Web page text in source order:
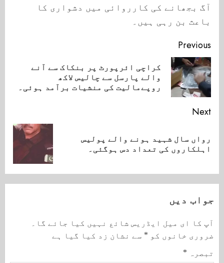
آگ بجھانے کی کارروائی میں دشواری کا
باعث بن رہی ہیں۔
Continue
Reading
Previous
کراچی ائرپورٹ پر بنکاک سے آنے
والے پارسل سے چالیس لاکھ
روپےمالیت کی منشیات برآمد ہوئی۔
Next
Next
post:
رواں سال شہید ہونے والے پولیس
اہلکاروں کی تعداد دس ہوگئی۔
جواب دیں
آپ کا ای میل ایڈریس شائع نہیں کیا جائے گا۔
ضروری خانوں کو * سے نشان زد کیا گیا ہے
تبصرہ *